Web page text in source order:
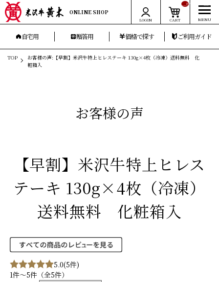
ONLINE SHOP
LOGIN CART
__ITM_CNT__
自宅用 贈答用 価格で探す ご利用ガイド
TOP
お客様の声:【早割】米沢牛特上ヒレステーキ 130g×4枚（冷凍）送料無料 化
粧箱入
お客様の声
【早割】米沢牛特上ヒレス
テーキ 130g×4枚（冷凍）
送料無料 化粧箱入
5.0(5件)
1件～5件（全5件）